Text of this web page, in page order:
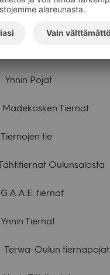
Pojat
Tier­nat
tie
Oulun­sa­losta
tier­nat
Tier­nat
Oulun tier­na­po­jat